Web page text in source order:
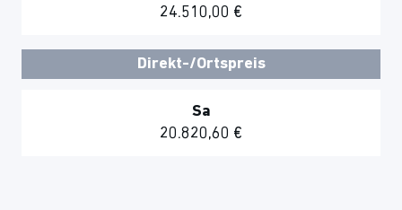
24.510,00 €
Direkt-/Ortspreis
Sa
20.820,60 €